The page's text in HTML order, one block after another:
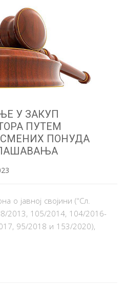
У ЗАКУП
ПУТЕМ
ПОНУДА
о јавној својини (“Сл.
2013, 105/2014, 104/2016-
95/2018 и 153/2020),